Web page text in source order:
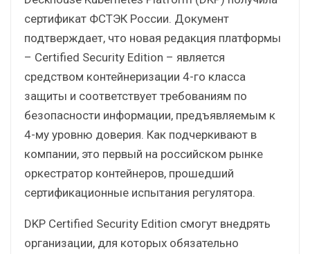
сертификат ФСТЭК России. Документ
подтверждает, что новая редакция платформы
– Certified Security Edition – является
средством контейнеризации 4-го класса
защиты и соответствует требованиям по
безопасности информации, предъявляемым к
4-му уровню доверия. Как подчеркивают в
компании, это первый на российском рынке
оркестратор контейнеров, прошедший
сертификационные испытания регулятора.
DKP Certified Security Edition смогут внедрять
организации, для которых обязательно